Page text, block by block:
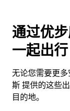
通过优
一起出行
无论您需要更
斯 提供的这些
目的地。